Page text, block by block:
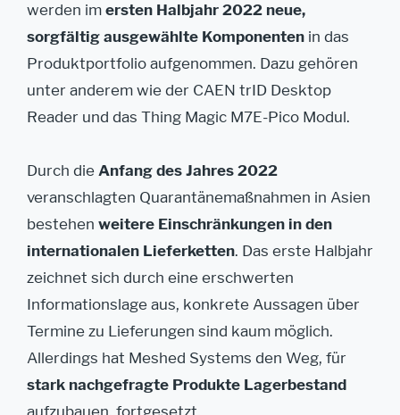
werden im ersten Halbjahr 2022 neue,
sorgfältig ausgewählte Komponenten in das
Produktportfolio aufgenommen. Dazu gehören
unter anderem wie der CAEN trID Desktop
Reader und das Thing Magic M7E-Pico Modul.
Durch die Anfang des Jahres 2022
veranschlagten Quarantänemaßnahmen in Asien
bestehen weitere Einschränkungen in den
internationalen Lieferketten. Das erste Halbjahr
zeichnet sich durch eine erschwerten
Informationslage aus, konkrete Aussagen über
Termine zu Lieferungen sind kaum möglich.
Allerdings hat Meshed Systems den Weg, für
stark nachgefragte Produkte Lagerbestand